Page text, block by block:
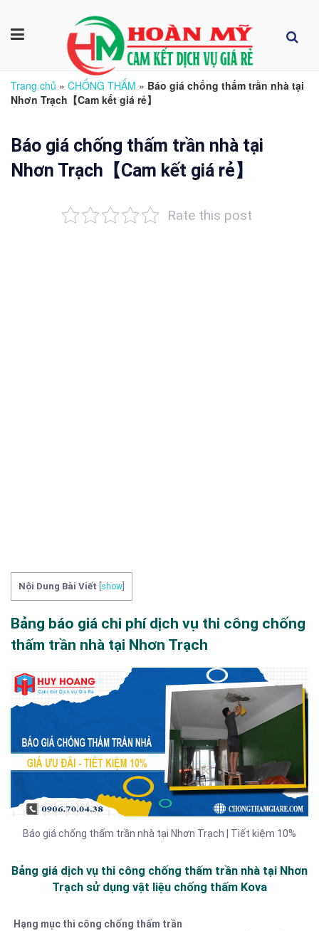
Trang chủ » CHỐNG THẤM » Báo giá chống thấm trần nhà tại
Nhơn Trạch【Cam kết giá rẻ】
Báo giá chống thấm trần nhà tại
Nhơn Trạch【Cam kết giá rẻ】
Rate this post
Nội Dung Bài Viết show
Bảng báo giá chi phí dịch vụ thi công chống
thấm trần nhà tại Nhơn Trạch
Báo giá chống thấm trần nhà tại Nhơn Trạch | Tiết kiệm 10%
Bảng giá dịch vụ thi công chống thấm trần nhà tại Nhơn
Trạch sử dụng vật liệu chống thấm Kova
Hạng mục thi công chống thấm trần